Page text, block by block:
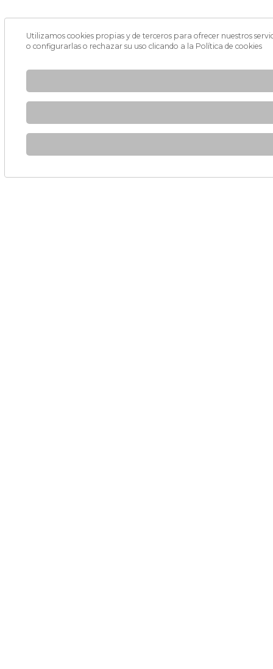
Utilizamos cookies propias y de terceros para ofrecer nuestros
o configurarlas o rechazar su uso clicando a la Política de cookies